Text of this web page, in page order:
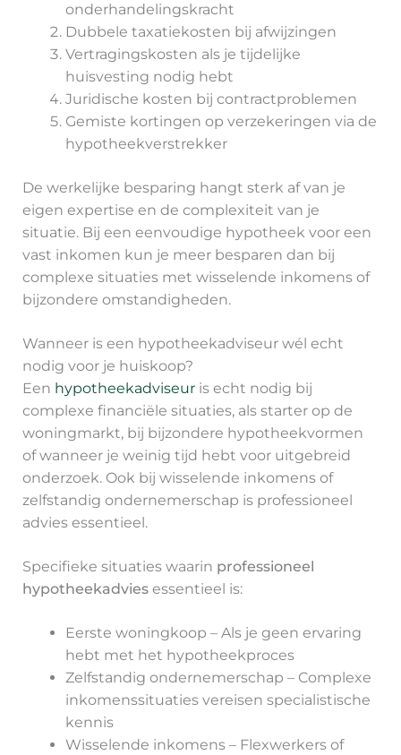
onderhandelingskracht
Dubbele taxatiekosten bij afwijzingen
Vertragingskosten als je tijdelijke
huisvesting nodig hebt
Juridische kosten bij contractproblemen
Gemiste kortingen op verzekeringen via de
hypotheekverstrekker
De werkelijke besparing hangt sterk af van je
eigen expertise en de complexiteit van je
situatie. Bij een eenvoudige hypotheek voor een
vast inkomen kun je meer besparen dan bij
complexe situaties met wisselende inkomens of
bijzondere omstandigheden.
Wanneer is een hypotheekadviseur wél echt
nodig voor je huiskoop?
Een hypotheekadviseuris echt nodig bij
complexe financiële situaties, als starter op de
woningmarkt, bij bijzondere hypotheekvormen
of wanneer je weinig tijd hebt voor uitgebreid
onderzoek. Ook bij wisselende inkomens of
zelfstandig ondernemerschap is professioneel
advies essentieel.
Specifieke situaties waarin professioneel
hypotheekadviesessentieel is:
Eerste woningkoop – Als je geen ervaring
hebt met het hypotheekproces
Zelfstandig ondernemerschap – Complexe
inkomenssituaties vereisen specialistische
kennis
Wisselende inkomens – Flexwerkers of